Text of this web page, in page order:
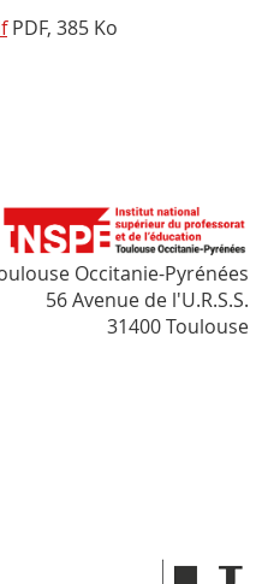
PDF, 385 Ko
Occitanie-Pyrénées
56 Avenue de l'U.R.S.S.
31400 Toulouse